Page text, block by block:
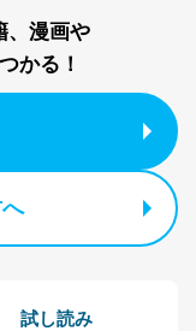
、漫画や
かる！
試し読み